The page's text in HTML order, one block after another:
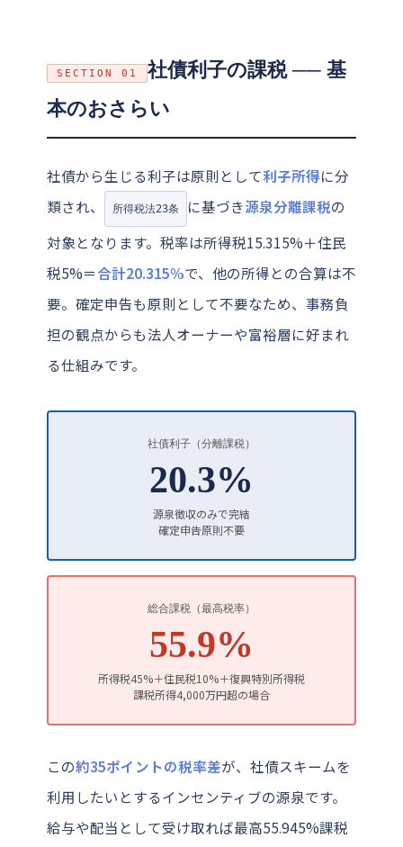
SECTION 01
社債利子の課税 ── 基
本のおさらい
社債から生じる利子は原則として利子所得に分
類され、
所得税法23条 に基づき源泉分離課税の
対象となります。税率は所得税15.315%＋住民
税5%＝合計20.315%で、他の所得との合算は不
要。確定申告も原則として不要なため、事務負
担の観点からも法人オーナーや富裕層に好まれ
る仕組みです。
社債利子（分離課税）
20.3%
源泉徴収のみで完結
確定申告原則不要
総合課税（最高税率）
55.9%
所得税45%＋住民税10%＋復興特別所得税
課税所得4,000万円超の場合
この約35ポイントの税率差が、社債スキームを
利用したいとするインセンティブの源泉です。
給与や配当として受け取れば最高55.945%課税